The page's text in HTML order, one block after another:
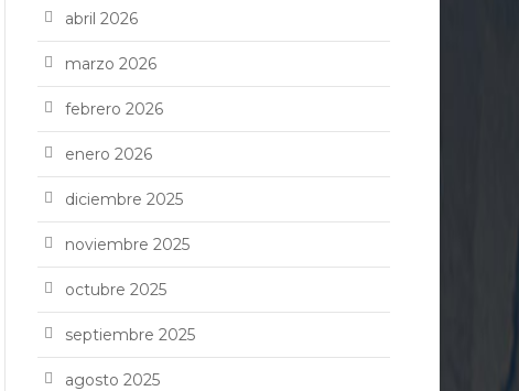
abril 2026
marzo 2026
febrero 2026
enero 2026
diciembre 2025
noviembre 2025
octubre 2025
septiembre 2025
agosto 2025